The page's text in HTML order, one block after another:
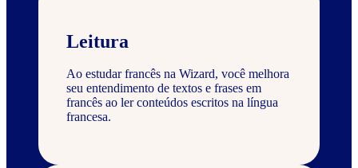
Leitura
Ao estudar francês na Wizard, você melhora
seu entendimento de textos e frases em
francês ao ler conteúdos escritos na língua
francesa.